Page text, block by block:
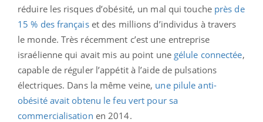
réduire les risques d’obésité, un mal qui touche près de
15 % des françaiset des millions d’individus à travers
le monde. Très récemment c’est une entreprise
israélienne qui avait mis au point une gélule connectée,
capable de réguler l’appétit à l’aide de pulsations
électriques. Dans la même veine, une pilule anti-
obésité avait obtenu le feu vert pour sa
commercialisation en 2014.